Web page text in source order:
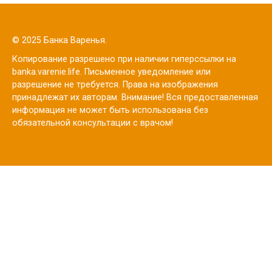
© 2025 Банка Варенья.
Копирование разрешено при наличии гиперссылки на
banka.varenie.life. Письменное уведомление или
разрешение не требуется. Права на изображения
принадлежат их авторам. Внимание! Вся предоставленная
информация не может быть использована без
обязательной консультации с врачом!